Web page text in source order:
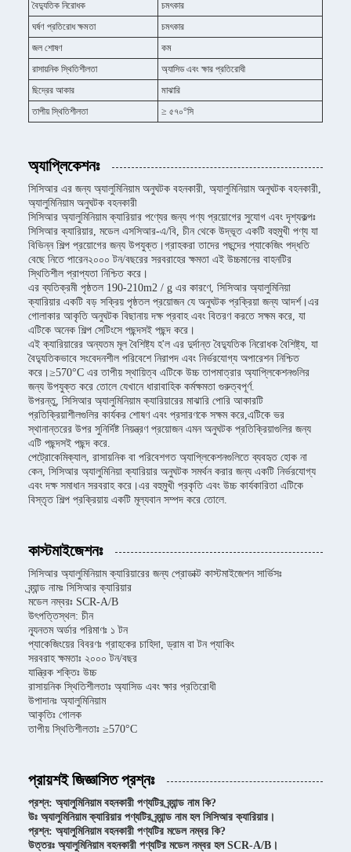
বৈদ্যুতিক নিরোধক
চমৎকার
ঘর্ষণ প্রতিরোধ ক্ষমতা
চমৎকার
জল শোষণ
কম
রাসায়নিক স্থিতিশীলতা
অ্যাসিড এবং ক্ষার প্রতিরোধী
ছিদ্রের আকার
মাঝারি
তাপীয় স্থিতিশীলতা
≥ ৫৭০°সি
অ্যাপ্লিকেশনঃ
সিসিআর এর জন্য অ্যালুমিনিয়াম অনুঘটক বহনকারী, অ্যালুমিনিয়াম অনুঘটক বহনকারী,
অ্যালুমিনিয়াম অনুঘটক বহনকারী
সিসিআর অ্যালুমিনিয়াম ক্যারিয়ার পণ্যের জন্য পণ্য প্রয়োগের সুযোগ এবং দৃশ্যকল্পঃ
সিসিআর ক্যারিয়ার, মডেল এসসিআর-এ/বি, চীন থেকে উদ্ভূত একটি বহুমুখী পণ্য যা
বিভিন্ন শিল্প প্রয়োগের জন্য উপযুক্ত।গ্রাহকরা তাদের পছন্দের প্যাকেজিং পদ্ধতি
বেছে নিতে পারেন২০০০ টন/বছরের সরবরাহের ক্ষমতা এই উচ্চমানের বাহনটির
স্থিতিশীল প্রাপ্যতা নিশ্চিত করে।
এর ব্যতিক্রমী পৃষ্ঠতল 190-210m2 / g এর কারণে, সিসিআর অ্যালুমিনিয়া
ক্যারিয়ার একটি বড় সক্রিয় পৃষ্ঠতল প্রয়োজন যে অনুঘটক প্রক্রিয়া জন্য আদর্শ।এর
গোলাকার আকৃতি অনুঘটক বিছানায় দক্ষ প্রবাহ এবং বিতরণ করতে সক্ষম করে, যা
এটিকে অনেক শিল্প সেটিংসে পছন্দসই পছন্দ করে।
এই ক্যারিয়ারের অন্যতম মূল বৈশিষ্ট্য হ'ল এর দুর্দান্ত বৈদ্যুতিক নিরোধক বৈশিষ্ট্য, যা
বৈদ্যুতিকভাবে সংবেদনশীল পরিবেশে নিরাপদ এবং নির্ভরযোগ্য অপারেশন নিশ্চিত
করে।≥570°C এর তাপীয় স্থায়িত্ব এটিকে উচ্চ তাপমাত্রার অ্যাপ্লিকেশনগুলির
জন্য উপযুক্ত করে তোলে যেখানে ধারাবাহিক কর্মক্ষমতা গুরুত্বপূর্ণ.
উপরন্তু, সিসিআর অ্যালুমিনিয়াম ক্যারিয়ারের মাঝারি পোরি আকারটি
প্রতিক্রিয়াশীলগুলির কার্যকর শোষণ এবং প্রসারণকে সক্ষম করে,এটিকে ভর
স্থানান্তরের উপর সুনির্দিষ্ট নিয়ন্ত্রণ প্রয়োজন এমন অনুঘটক প্রতিক্রিয়াগুলির জন্য
এটি পছন্দসই পছন্দ করে.
পেট্রোকেমিক্যাল, রাসায়নিক বা পরিবেশগত অ্যাপ্লিকেশনগুলিতে ব্যবহৃত হোক না
কেন, সিসিআর অ্যালুমিনিয়া ক্যারিয়ার অনুঘটক সমর্থন করার জন্য একটি নির্ভরযোগ্য
এবং দক্ষ সমাধান সরবরাহ করে।এর বহুমুখী প্রকৃতি এবং উচ্চ কার্যকারিতা এটিকে
বিস্তৃত শিল্প প্রক্রিয়ায় একটি মূল্যবান সম্পদ করে তোলে.
কাস্টমাইজেশনঃ
সিসিআর অ্যালুমিনিয়াম ক্যারিয়ারের জন্য প্রোডাক্ট কাস্টমাইজেশন সার্ভিসঃ
ব্র্যান্ড নামঃ সিসিআর ক্যারিয়ার
মডেল নম্বরঃ SCR-A/B
উৎপত্তিস্থল: চীন
ন্যূনতম অর্ডার পরিমাণঃ ১ টন
প্যাকেজিংয়ের বিবরণঃ গ্রাহকের চাহিদা, ড্রাম বা টন প্যাকিং
সরবরাহ ক্ষমতাঃ ২০০০ টন/বছর
যান্ত্রিক শক্তিঃ উচ্চ
রাসায়নিক স্থিতিশীলতাঃ অ্যাসিড এবং ক্ষার প্রতিরোধী
উপাদানঃ অ্যালুমিনিয়াম
আকৃতিঃ গোলক
তাপীয় স্থিতিশীলতাঃ ≥570°C
প্রায়শই জিজ্ঞাসিত প্রশ্নঃ
প্রশ্ন: অ্যালুমিনিয়াম বহনকারী পণ্যটির ব্র্যান্ড নাম কি?
উঃ অ্যালুমিনিয়াম ক্যারিয়ার পণ্যটির ব্র্যান্ড নাম হল সিসিআর ক্যারিয়ার।
প্রশ্ন: অ্যালুমিনিয়াম বহনকারী পণ্যটির মডেল নম্বর কি?
উত্তরঃ অ্যালুমিনিয়াম বহনকারী পণ্যটির মডেল নম্বর হল SCR-A/B।